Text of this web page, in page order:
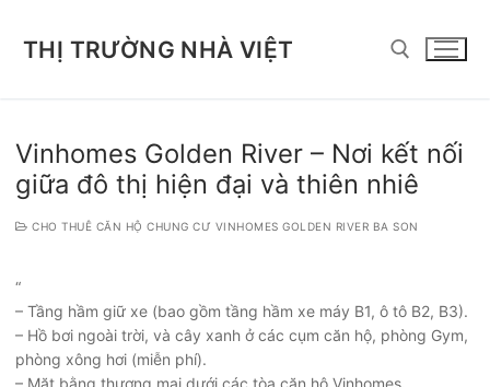
THỊ TRƯỜNG NHÀ VIỆT
Vinhomes Golden River – Nơi kết nối
giữa đô thị hiện đại và thiên nhiê
CHO THUÊ CĂN HỘ CHUNG CƯ VINHOMES GOLDEN RIVER BA SON
“
– Tầng hầm giữ xe (bao gồm tầng hầm xe máy B1, ô tô B2, B3).
– Hồ bơi ngoài trời, và cây xanh ở các cụm căn hộ, phòng Gym,
phòng xông hơi (miễn phí).
– Mặt bằng thương mại dưới các tòa căn hộ Vinhomes.